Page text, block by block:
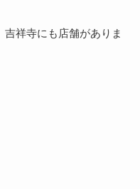
祥寺にも店舗がありま